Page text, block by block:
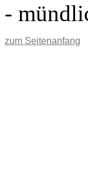
-
zum Seitenanfang